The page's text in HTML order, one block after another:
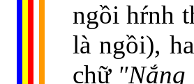
ngồi hŕnh
là ngồi),
chữ "Nắng